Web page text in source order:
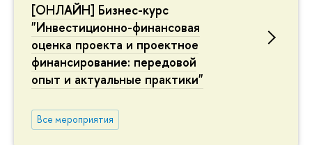
[ОНЛАЙН] Бизнес-курс
"Инвестиционно-финансовая
оценка проекта и проектное
финансирование: передовой
опыт и актуальные практики"
Все мероприятия